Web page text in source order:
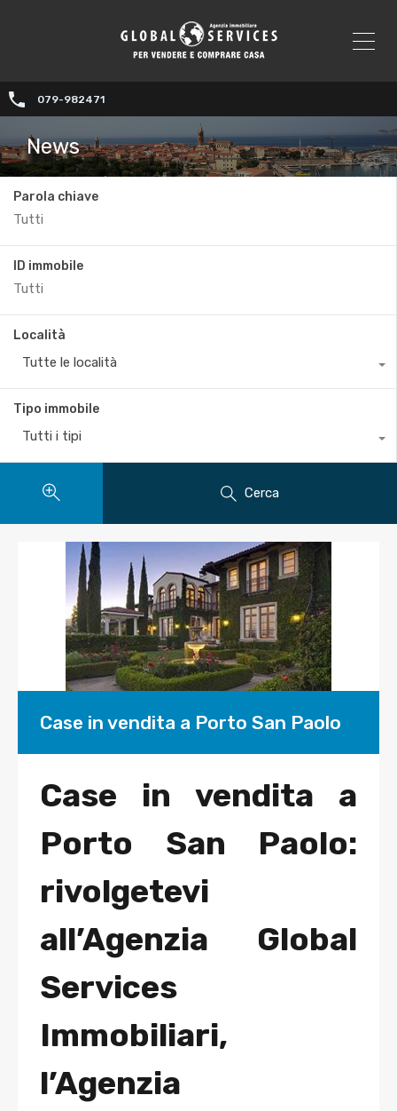
079-982471
News
Parola chiave
ID immobile
Località
Tutte le località
Tipo immobile
Tutti i tipi
Cerca
Case in vendita a Porto San Paolo
Case in vendita a
Porto San Paolo:
rivolgetevi
all’Agenzia Global
Services
Immobiliari,
l’Agenzia